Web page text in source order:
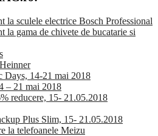
la sculele electrice Bosch Professional
la gama de chivete de bucatarie si
Days, 14-21 mai 2018
– 21 mai 2018
reducere, 15- 21.05.2018
Plus Slim, 15- 21.05.2018
la telefoanele Meizu